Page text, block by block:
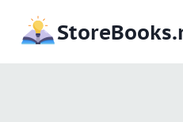
содержимому